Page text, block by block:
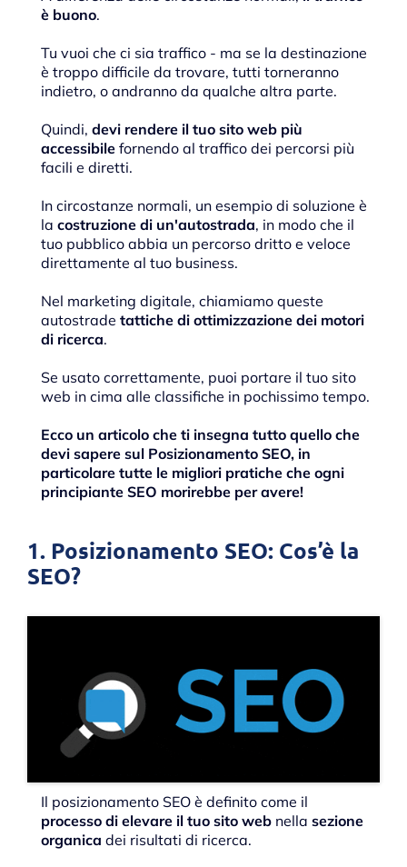
è buono.
Tu vuoi che ci sia traffico - ma se la destinazione
è troppo difficile da trovare, tutti torneranno
indietro, o andranno da qualche altra parte.
Quindi, devi rendere il tuo sito web più
accessibile fornendo al traffico dei percorsi più
facili e diretti.
In circostanze normali, un esempio di soluzione è
la costruzione di un'autostrada, in modo che il
tuo pubblico abbia un percorso dritto e veloce
direttamente al tuo business.
Nel marketing digitale, chiamiamo queste
autostrade tattiche di ottimizzazione dei motori
di ricerca.
Se usato correttamente, puoi portare il tuo sito
web in cima alle classifiche in pochissimo tempo.
Ecco un articolo che ti insegna tutto quello che
devi sapere sul Posizionamento SEO, in
particolare tutte le migliori pratiche che ogni
principiante SEO morirebbe per avere!
1. Posizionamento SEO: Cos’è la
SEO?
Il posizionamento SEO è definito come il
processo di elevare il tuo sito web nella sezione
organica dei risultati di ricerca.